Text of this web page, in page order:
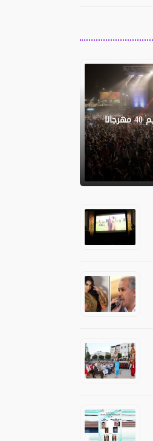
منح 26.5 مليون درهم لدعم تنظيم 40 مهرجانا